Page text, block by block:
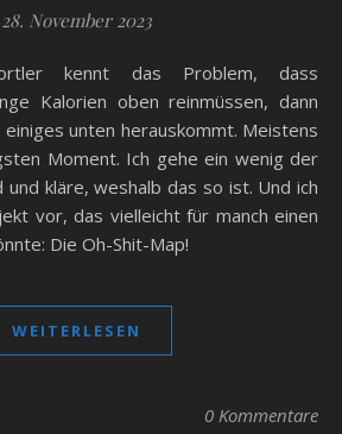
28. November 2023
Kalorien oben reinmüssen, dann
unten herauskommt. Meistens
Moment. Ich gehe ein wenig der
und kläre, weshalb das so ist. Und ich
vor, das vielleicht für manch einen
Die Oh-Shit-Map!
WEITERLESEN
0 Kommentare